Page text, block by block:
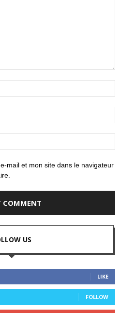
mail et mon site dans le navigateur
US
LIKE
FOLLOW